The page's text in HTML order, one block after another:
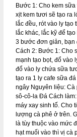
Bước 1: Cho kem
xịt kem tươi sẽ tạo ra
lắc đều, rót vào ly
lắc khác, lắc kỹ để
3 bước đơn giản, bạn
Cách 2: Bước 1: Cho
mạnh tạo bọt, đổ vào
đổ vào ly chứa sữa
tạo ra 1 ly cafe sữa
ngây Nguyên liệu:
sô-cô-la Đá Cách
máy xay sinh tố. Cho
lượng cà phê ở trên.
là tùy thuộc vào mức
hạt muối vào thì vị cà